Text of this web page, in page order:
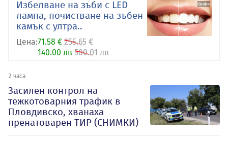
Избелване на зъби с LED
лампа, почистване на зъбен
камък с ултра..
Цена:71.58 € 255.65 €
140.00 лв 500.01 лв
2 часа
Засилен контрол на
тежкотоварния трафик в
Пловдивско, хванаха
пренатоварен ТИР (СНИМКИ)